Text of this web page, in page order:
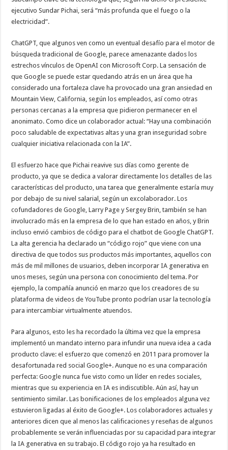
ejecutivo Sundar Pichai, será “más profunda que el fuego o la
electricidad”.
ChatGPT, que algunos ven como un eventual desafío para el motor de
búsqueda tradicional de Google, parece amenazante dados los
estrechos vínculos de OpenAI con Microsoft Corp. La sensación de
que Google se puede estar quedando atrás en un área que ha
considerado una fortaleza clave ha provocado una gran ansiedad en
Mountain View, California, según los empleados, así como otras
personas cercanas a la empresa que pidieron permanecer en el
anonimato. Como dice un colaborador actual: “Hay una combinación
poco saludable de expectativas altas y una gran inseguridad sobre
cualquier iniciativa relacionada con la IA”.
El esfuerzo hace que Pichai reavive sus días como gerente de
producto, ya que se dedica a valorar directamente los detalles de las
características del producto, una tarea que generalmente estaría muy
por debajo de su nivel salarial, según un excolaborador. Los
cofundadores de Google, Larry Page y Sergey Brin, también se han
involucrado más en la empresa de lo que han estado en años, y Brin
incluso envió cambios de código para el chatbot de Google ChatGPT.
La alta gerencia ha declarado un “código rojo” que viene con una
directiva de que todos sus productos más importantes, aquellos con
más de mil millones de usuarios, deben incorporar IA generativa en
unos meses, según una persona con conocimiento del tema. Por
ejemplo, la compañía anunció en marzo que los creadores de su
plataforma de videos de YouTube pronto podrían usar la tecnología
para intercambiar virtualmente atuendos.
Para algunos, esto les ha recordado la última vez que la empresa
implementó un mandato interno para infundir una nueva idea a cada
producto clave: el esfuerzo que comenzó en 2011 para promover la
desafortunada red social Google+. Aunque no es una comparación
perfecta: Google nunca fue visto como un líder en redes sociales,
mientras que su experiencia en IA es indiscutible. Aún así, hay un
sentimiento similar. Las bonificaciones de los empleados alguna vez
estuvieron ligadas al éxito de Google+. Los colaboradores actuales y
anteriores dicen que al menos las calificaciones y reseñas de algunos
probablemente se verán influenciadas por su capacidad para integrar
la IA generativa en su trabajo. El código rojo ya ha resultado en